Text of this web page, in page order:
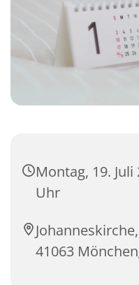
Montag, 19. Juli
Uhr
41063